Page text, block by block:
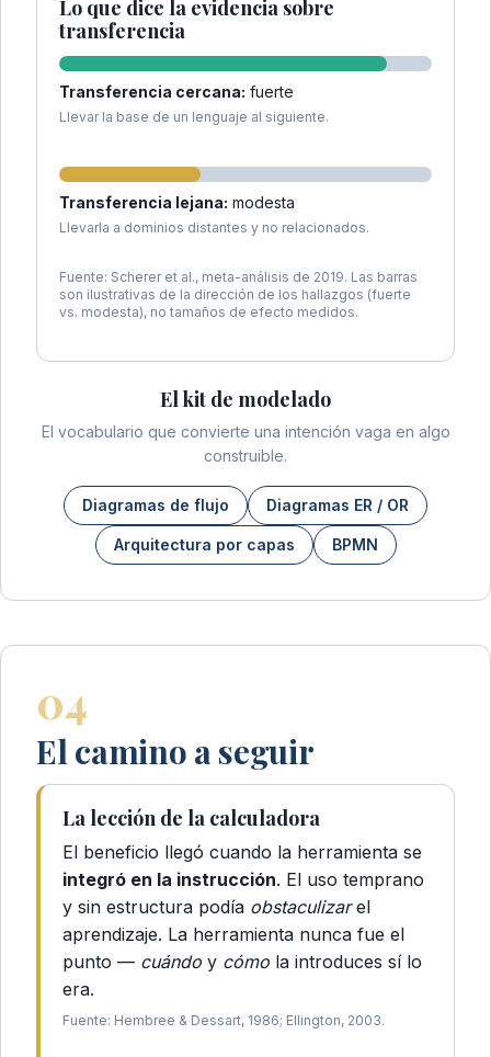
Lo que dice la evidencia sobre
transferencia
Transferencia cercana: fuerte
Llevar la base de un lenguaje al siguiente.
Transferencia lejana: modesta
Llevarla a dominios distantes y no relacionados.
Fuente: Scherer et al., meta-análisis de 2019. Las barras
son ilustrativas de la dirección de los hallazgos (fuerte
vs. modesta), no tamaños de efecto medidos.
El kit de modelado
El vocabulario que convierte una intención vaga en algo
construible.
Diagramas de flujo Diagramas ER / OR
Arquitectura por capas BPMN
04
El camino a seguir
La lección de la calculadora
El beneficio llegó cuando la herramienta se
integró en la instrucción. El uso temprano
y sin estructura podía obstaculizarel
aprendizaje. La herramienta nunca fue el
punto — cuándo y cómo la introduces sí lo
era.
Fuente: Hembree & Dessart, 1986; Ellington, 2003.